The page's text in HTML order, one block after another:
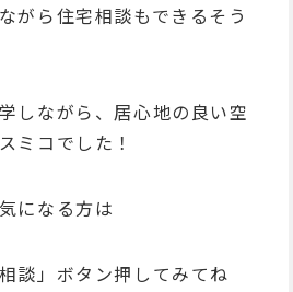
がら住宅相談もできるそう
しながら、居心地の良い空
ミコでした！
になる方は
談」ボタン押してみてね